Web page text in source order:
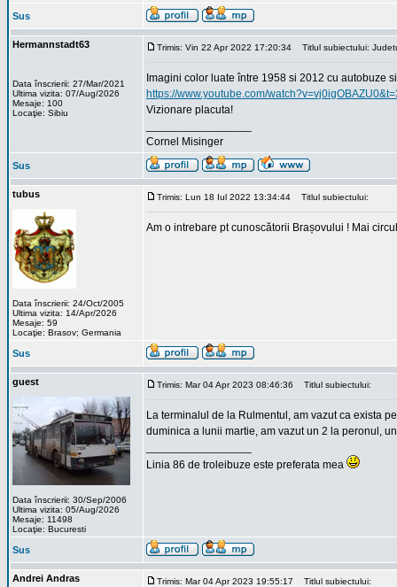
Sus
Hermannstadt63
Data înscrierii: 27/Mar/2021
Ultima vizita: 07/Aug/2026
Mesaje: 100
Locaţie: Sibiu
Trimis: Vin 22 Apr 2022 17:20:34 Titlul subiectului:
Imagini color luate între 1958 si 2012 cu autobuze
https://www.youtube.com/
Vizionare placuta!
Cornel Misinger
Sus
tubus
Data înscrierii: 24/Oct/2005
Ultima vizita: 14/Apr/2026
Mesaje: 59
Locaţie: Brasov; Germania
Trimis: Lun 18 Iul 2022 13:34:44 Titlul subiectului:
Am o intrebare pt cunoscătorii Brașovului ! Mai
Sus
guest
Data înscrierii: 30/Sep/2006
Ultima vizita: 05/Aug/2026
Mesaje: 11498
Locaţie: Bucuresti
Trimis: Mar 04 Apr 2023 08:46:36 Titlul subiectului:
La terminalul de la Rulmentul, am vazut ca exista
duminica a lunii martie, am vazut un 2 la peronul,
Linia 86 de troleibuze este preferata mea
Sus
Andrei Andras Trimis: Mar 04 Apr 2023 19:55:17 Titlul subiectului: